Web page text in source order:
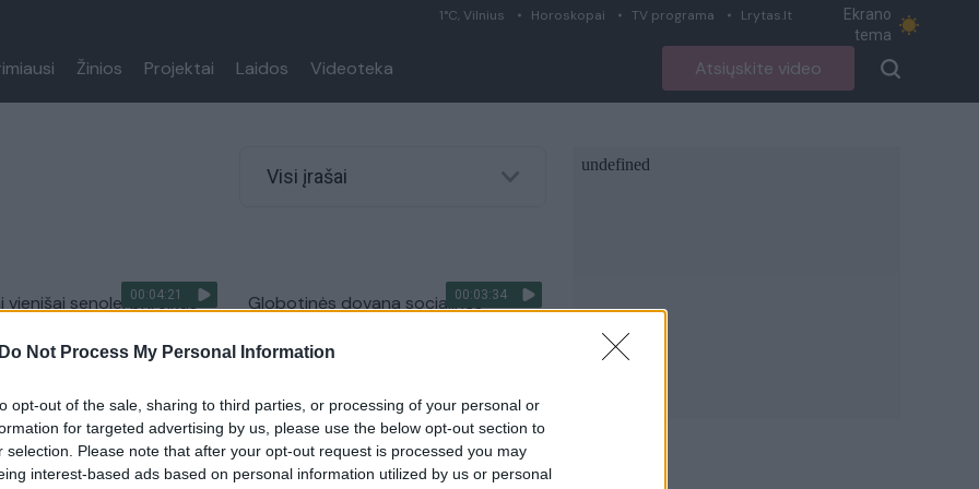
Do Not Process My Personal Information
opt-out of the sale, sharing to third parties, or processing of your personal or
for targeted advertising by us, please use the below opt-out section to
selection. Please note that after your opt-out request is processed you may
interest-based ads based on personal information utilized by us or personal
1°C, Vilnius Horoskopai TV programa Lrytas.lt
Ekrano
tema
Žinios Projektai Laidos Videoteka Atsiųskite video
Visi įrašai
00:04:21
vienišai senolei prireikus
atkirto, kad savaitgaliais
Lietuvos diena
00:03:34
Globotinės dovana socialinės
privertė krūptelėti